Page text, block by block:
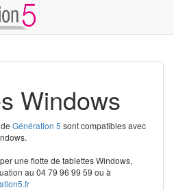
Windows
Génération 5 sont compatibles avec
une flotte de tablettes Windows,
au 04 79 96 99 59 ou à